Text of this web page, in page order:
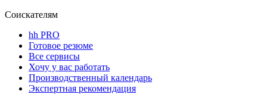
Соискателям
hh PRO
Готовое резюме
Все сервисы
Хочу у вас работать
Производственный календарь
Экспертная рекомендация